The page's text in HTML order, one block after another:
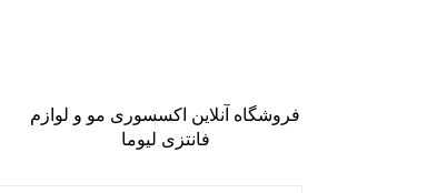
فروشگاه آنلاین اکسسوری مو و لوازم
فانتزی لیوما